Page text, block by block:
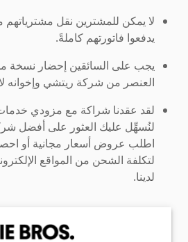
لا يمكن للمشترين نقل
يدفعوا فاتورتهم كاملةً.
يجب على السائقين إحضار نسخة
العنصر من شركة ريتشي وإخوانه
لقد عقدنا شراكة مع مزودي
لنُسهِّل عليك العثور على أفضل
اطلب عروض أسعار مجانية أو
لتكلفة الشحن من المواقع
لدينا.